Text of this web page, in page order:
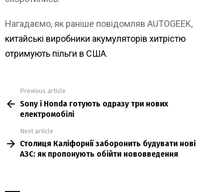
Нагадаємо, як раніше повідомляв AUTOGEEK,
китайські виробники акумуляторів хитрістю
отримують пільги в США.
more
Previous article
Sony і Honda готують одразу три нових
електромобілі
Next article
Столиця Каліфорнії заборонить будувати нові
АЗС: як пропонують обійти нововведення